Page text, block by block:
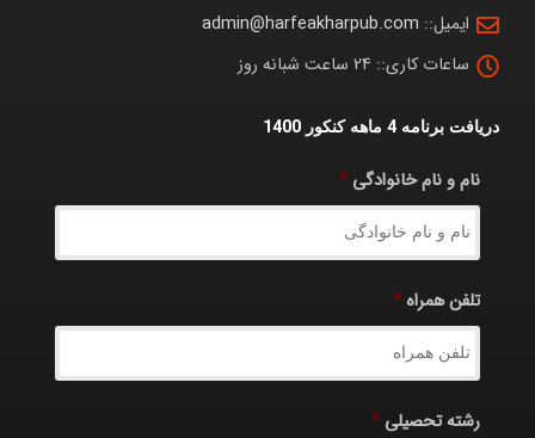
ایمیل:: admin@harfeakharpub.com
ساعات کاری:: 24 ساعت شبانه روز
دریافت برنامه 4 ماهه کنکور 1400
نام و نام خانوادگی *
تلفن همراه*
رشته تحصیلی *